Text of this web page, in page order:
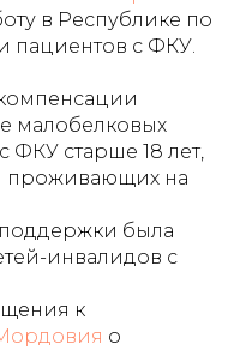
в Республике по
пациентов с ФКУ.
малобелковых
ФКУ старше 18 лет,
проживающих на
была
инвалидов с
к
о